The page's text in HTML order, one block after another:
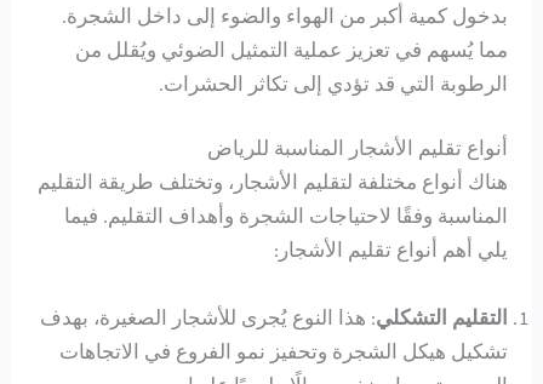
بدخول كمية أكبر من الهواء والضوء إلى داخل الشجرة.
مما يُسهم في تعزيز عملية التمثيل الضوئي ويُقلل من
الرطوبة التي قد تؤدي إلى تكاثر الحشرات.
أنواع تقليم الأشجار المناسبة للرياض
هناك أنواع مختلفة لتقليم الأشجار، وتختلف طريقة التقليم
المناسبة وفقًا لاحتياجات الشجرة وأهداف التقليم. فيما
يلي أهم أنواع تقليم الأشجار:
التقليم التشكلي: هذا النوع يُجرى للأشجار الصغيرة، بهدف
تشكيل هيكل الشجرة وتحفيز نمو الفروع في الاتجاهات